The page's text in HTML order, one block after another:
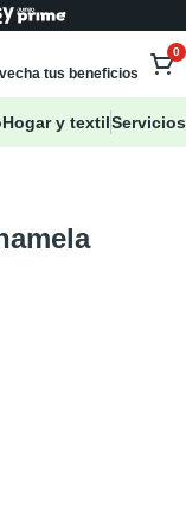
tus beneficios
0
Hogar y textilServicios